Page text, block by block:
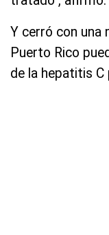
Y cerró con una
Puerto Rico
de la hepatitis C